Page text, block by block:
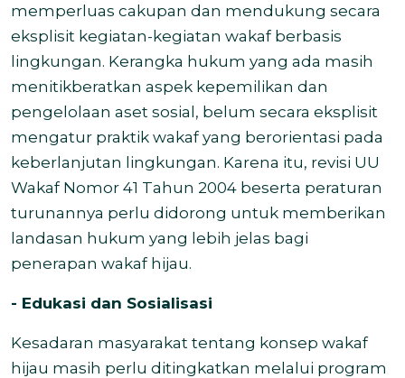
memperluas cakupan dan mendukung secara
eksplisit kegiatan-kegiatan wakaf berbasis
lingkungan. Kerangka hukum yang ada masih
menitikberatkan aspek kepemilikan dan
pengelolaan aset sosial, belum secara eksplisit
mengatur praktik wakaf yang berorientasi pada
keberlanjutan lingkungan. Karena itu, revisi UU
Wakaf Nomor 41 Tahun 2004 beserta peraturan
turunannya perlu didorong untuk memberikan
landasan hukum yang lebih jelas bagi
penerapan wakaf hijau.
- Edukasi dan Sosialisasi
Kesadaran masyarakat tentang konsep wakaf
hijau masih perlu ditingkatkan melalui program